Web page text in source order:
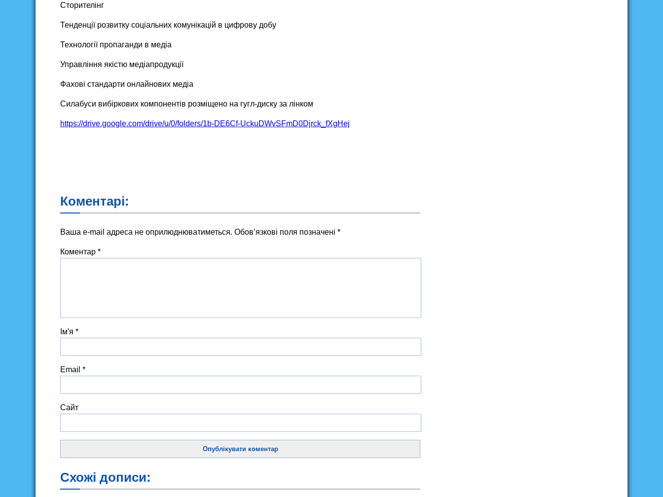
Сторителінг
Тенденції розвитку соціальних комунікацій в цифрову добу
Технології пропаганди в медіа
Управління якістю медіапродукції
Фахові стандарти онлайнових медіа
Силабуси вибіркових компонентів розміщено на гугл-диску за лінком
https://drive.google.com/drive/u/0/folders/1b-DE6Cf-UckuDWvSFmD0Djrck_fXgHej
Коментарі:
Ваша e-mail адреса не оприлюднюватиметься. Обов’язкові поля позначені *
Коментар *
Ім'я *
Email *
Сайт
Схожі дописи: